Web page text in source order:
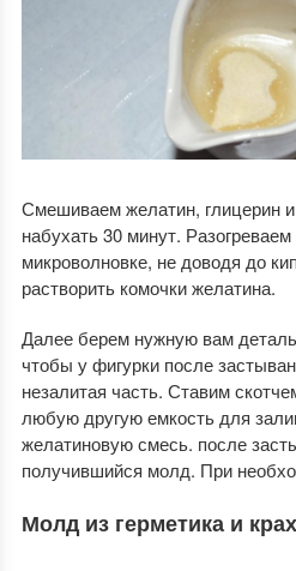
Смешиваем желатин, глицерин
набухать 30 минут.
микроволновке, не доводя до
растворить комочки желатина.
Далее берем нужную вам
чтобы у фигурки после
незалитая часть. Ставим
любую другую емкость для
желатиновую смесь. после
получившийся молд. При
Молд из герметика и